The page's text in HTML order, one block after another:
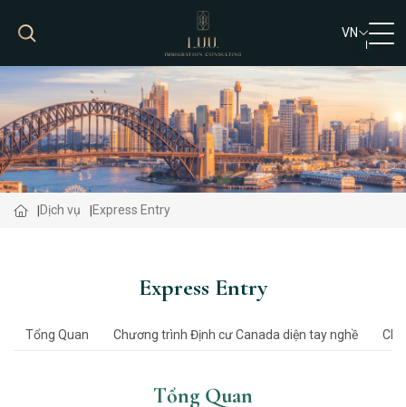
VN
VN
Dịch vụ Express Entry
Express Entry
Tổng Quan Chương trình Định cư Canada diện tay nghề
Tổng Quan